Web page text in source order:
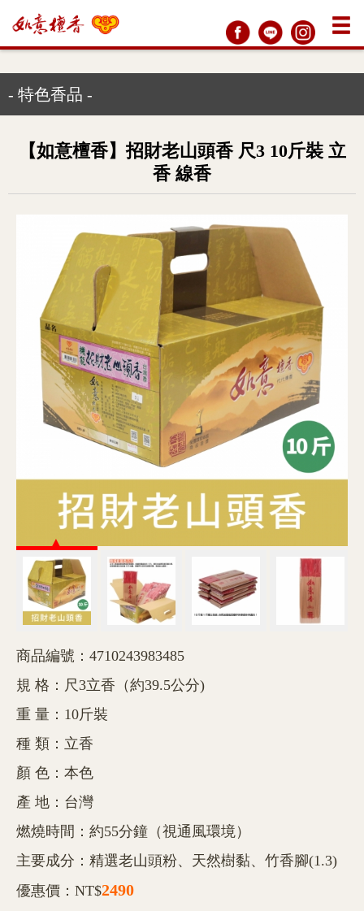
- 特色香品 -
【如意檀香】招財老山頭香 尺3 10斤裝 立
香 線香
商品編號：4710243983485
規 格：尺3立香（約39.5公分)
重 量：10斤裝
種 類：立香
顏 色：本色
產 地：台灣
燃燒時間：約55分鐘（視通風環境）
主要成分：精選老山頭粉、天然樹黏、竹香腳(1.3)
優惠價：NT$2490